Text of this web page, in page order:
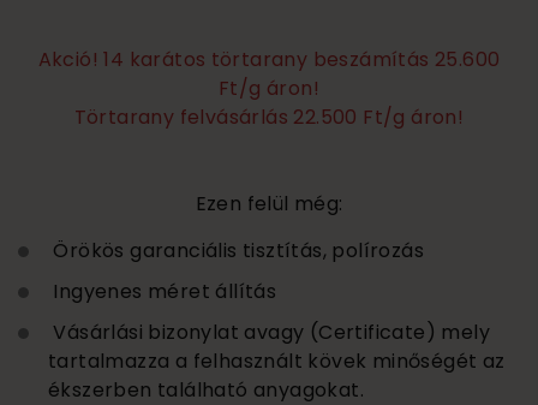
Akció! 14 karátos törtarany beszámítás 25.600
Ft/g áron!
Törtarany felvásárlás 22.500 Ft/g áron!
Ezen felül még:
Örökös garanciális tisztítás, polírozás
Ingyenes méret állítás
Vásárlási bizonylat avagy (Certificate) mely
tartalmazza a felhasznált kövek minőségét az
ékszerben található anyagokat.